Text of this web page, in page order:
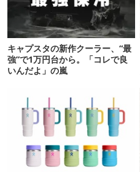
キャプスタの新作クーラー、“最
強”で1万円台から。「コレで良
いんだよ」の嵐